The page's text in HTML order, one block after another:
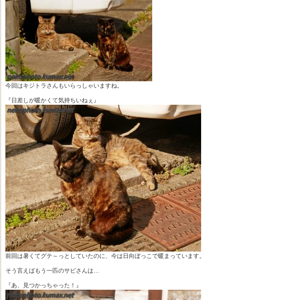
今回はキジトラさんもいらっしゃいますね。
『日差しが暖かくて気持ちいねぇ』
前回は暑くてグテ～っとしていたのに、今は日向ぼっこで暖まっています。
そう言えばもう一匹のサビさんは…
『あ、見つかっちゃった！』